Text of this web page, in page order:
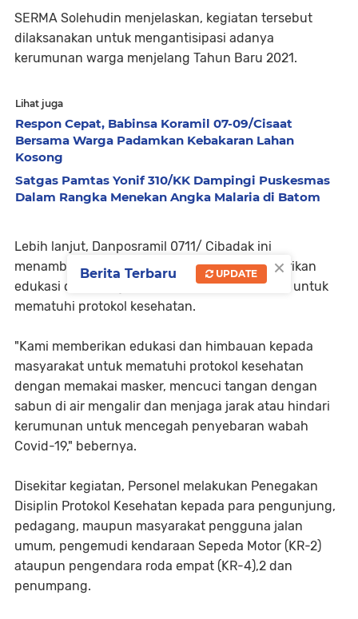
SERMA Solehudin menjelaskan, kegiatan tersebut
dilaksanakan untuk mengantisipasi adanya
kerumunan warga menjelang Tahun Baru 2021.
Lihat juga
Respon Cepat, Babinsa Koramil 07-09/Cisaat
Bersama Warga Padamkan Kebakaran Lahan
Kosong
Satgas Pamtas Yonif 310/KK Dampingi Puskesmas
Dalam Rangka Menekan Angka Malaria di Batom
Lebih lanjut, Danposramil 0711/ Cibadak ini
menambahkan, bahwa pihaknya juga memberikan
edukasi dan menghimbau kepada masyarakat untuk
mematuhi protokol kesehatan.
"Kami memberikan edukasi dan himbauan kepada
masyarakat untuk mematuhi protokol kesehatan
dengan memakai masker, mencuci tangan dengan
sabun di air mengalir dan menjaga jarak atau hindari
kerumunan untuk mencegah penyebaran wabah
Covid-19," bebernya.
Disekitar kegiatan, Personel melakukan Penegakan
Disiplin Protokol Kesehatan kepada para pengunjung,
pedagang, maupun masyarakat pengguna jalan
umum, pengemudi kendaraan Sepeda Motor (KR-2)
ataupun pengendara roda empat (KR-4),2 dan
penumpang.
×
Berita Terbaru UPDATE